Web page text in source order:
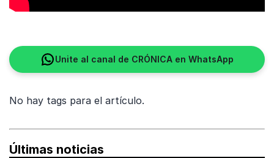
Unite al canal de CRÓNICA en WhatsApp
No hay tags para el artículo.
Últimas noticias